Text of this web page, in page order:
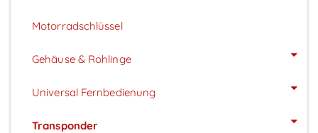
Motorradschlüssel
Gehäuse & Rohlinge
Universal Fernbedienung
Transponder